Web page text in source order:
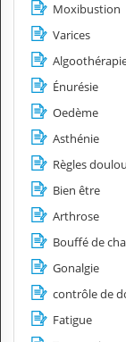
Moxibustion
Varices
Énurésie
Oedème
Asthénie
Règles
Bien être
Arthrose
Bouffé de
Gonalgie
contrôle de
Fatigue